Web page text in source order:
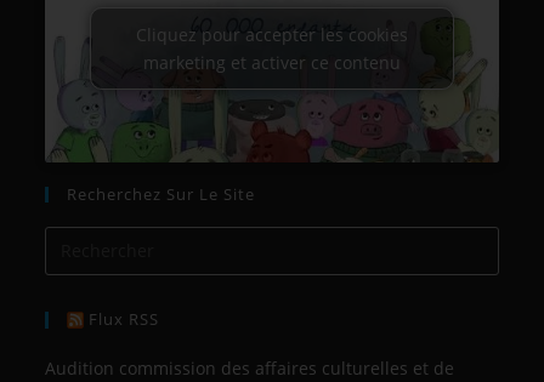
Cliquez pour accepter les cookies
marketing et activer ce contenu
Recherchez Sur Le Site
Flux RSS
Audition commission des affaires culturelles et de